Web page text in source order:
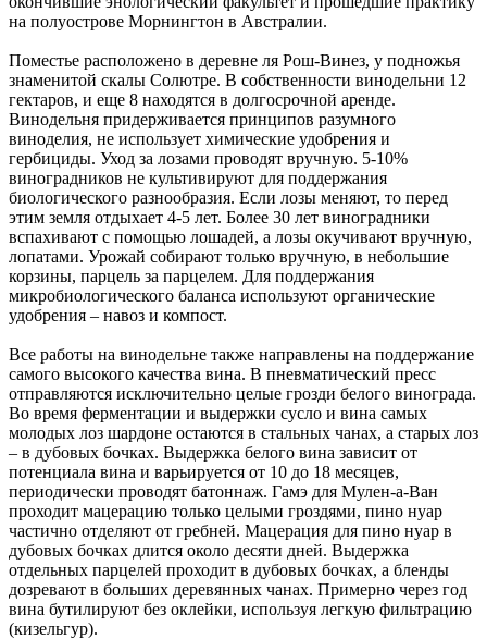
на полуострове Морнингтон в Австралии.
Поместье расположено в деревне ля Рош-Винез, у подножья
знаменитой скалы Солютре. В собственности винодельни 12
гектаров, и еще 8 находятся в долгосрочной аренде.
Винодельня придерживается принципов разумного
виноделия, не использует химические удобрения и
гербициды. Уход за лозами проводят вручную. 5-10%
виноградников не культивируют для поддержания
биологического разнообразия. Если лозы меняют, то перед
этим земля отдыхает 4-5 лет. Более 30 лет виноградники
вспахивают с помощью лошадей, а лозы окучивают вручную,
лопатами. Урожай собирают только вручную, в небольшие
корзины, парцель за парцелем. Для поддержания
микробиологического баланса используют органические
удобрения – навоз и компост.
Все работы на винодельне также направлены на поддержание
самого высокого качества вина. В пневматический пресс
отправляются исключительно целые грозди белого винограда.
Во время ферментации и выдержки сусло и вина самых
молодых лоз шардоне остаются в стальных чанах, а старых лоз
– в дубовых бочках. Выдержка белого вина зависит от
потенциала вина и варьируется от 10 до 18 месяцев,
периодически проводят батоннаж. Гамэ для Мулен-а-Ван
проходит мацерацию только целыми гроздями, пино нуар
частично отделяют от гребней. Мацерация для пино нуар в
дубовых бочках длится около десяти дней. Выдержка
отдельных парцелей проходит в дубовых бочках, а бленды
дозревают в больших деревянных чанах. Примерно через год
вина бутилируют без оклейки, используя легкую фильтрацию
(кизельгур).